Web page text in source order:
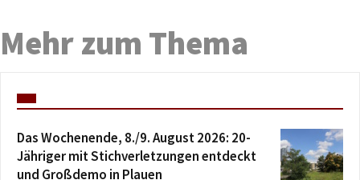
Mehr zum Thema
Das Wochenende, 8./9. August 2026: 20-
Jähriger mit Stichverletzungen entdeckt
und Großdemo in Plauen